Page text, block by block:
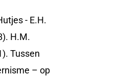
- E.H.
H.M.
Tussen
– op